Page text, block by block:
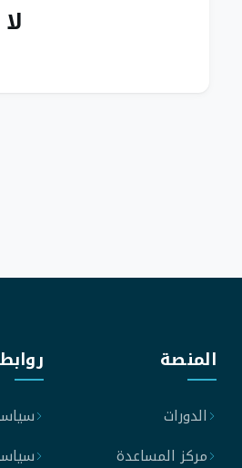
المنصة
الدورات
مركز المساعدة
روابط